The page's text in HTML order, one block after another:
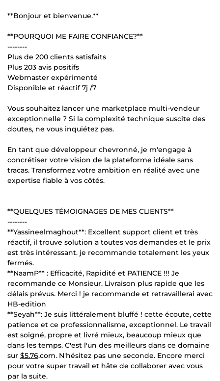
**Bonjour et bienvenue.**
**POURQUOI ME FAIRE CONFIANCE?**
--------
Plus de 200 clients satisfaits
Plus 203 avis positifs
Webmaster expérimenté
Disponible et réactif 7j /7
Vous souhaitez lancer une marketplace multi-vendeur
exceptionnelle ? Si la complexité technique suscite des
doutes, ne vous inquiétez pas.
En tant que développeur chevronné, je m'engage à
concrétiser votre vision de la plateforme idéale sans
tracas. Transformez votre ambition en réalité avec une
expertise fiable à vos côtés.
**QUELQUES TÉMOIGNAGES DE MES CLIENTS**
--------
**Yassineelmaghout**: Excellent support client et très
réactif, il trouve solution a toutes vos demandes et le prix
est très intéressant. je recommande totalement les yeux
fermés.
**NaamP** : Efficacité, Rapidité et PATIENCE !!! Je
recommande ce Monsieur. Livraison plus rapide que les
délais prévus. Merci ! je recommande et retravaillerai avec
HB-edition
**Seyah**: Je suis littéralement bluffé ! cette écoute, cette
patience et ce professionnalisme, exceptionnel. Le travail
est soigné, propre et livré mieux, beaucoup mieux que
dans les temps. C'est l'un des meilleurs dans ce domaine
sur $5.76.com. N'hésitez pas une seconde. Encore merci
pour votre super travail et hâte de collaborer avec vous
par la suite.